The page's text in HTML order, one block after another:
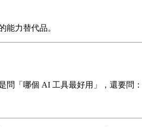
能力替代品。
「哪個 AI 工具最好用」，還要問